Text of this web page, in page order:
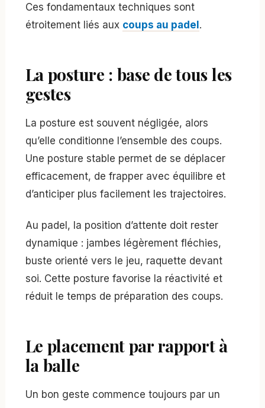
Ces fondamentaux techniques sont
étroitement liés aux coups au padel.
La posture : base de tous les
gestes
La posture est souvent négligée, alors
qu’elle conditionne l’ensemble des coups.
Une posture stable permet de se déplacer
efficacement, de frapper avec équilibre et
d’anticiper plus facilement les trajectoires.
Au padel, la position d’attente doit rester
dynamique : jambes légèrement fléchies,
buste orienté vers le jeu, raquette devant
soi. Cette posture favorise la réactivité et
réduit le temps de préparation des coups.
Le placement par rapport à
la balle
Un bon geste commence toujours par un